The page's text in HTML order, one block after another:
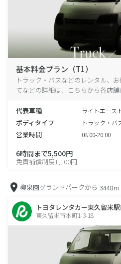
基本料金プラン（T1）
トラック・バスなどのレンタル、
てなどの詳細は、こちらから各店舗
代表車種 ライトエース
ボディタイプ トラック・バ
営業時間 08:00-20:00
6時間まで5,500円
免責補償制度1,100円
柳泉園グランドパークから 3448m
トヨタレンタカー東久留米
東久留米市本町1-3-18